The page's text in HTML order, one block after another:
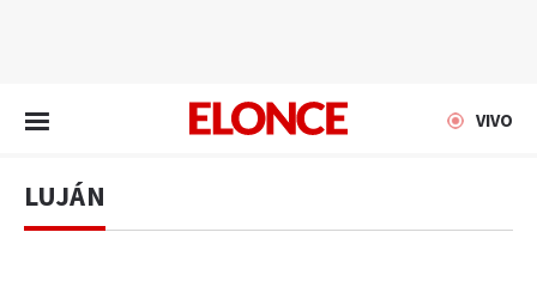
VIVO
LUJÁN